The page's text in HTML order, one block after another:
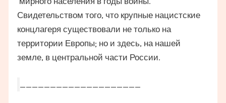
Свидетельством того, что крупные нацистские
концлагеря существовали не только на
территории Европы; но и здесь, на нашей
земле, в центральной части России.